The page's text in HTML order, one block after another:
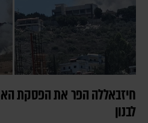
חיזבאללה הפר את הפסקת
לבנון